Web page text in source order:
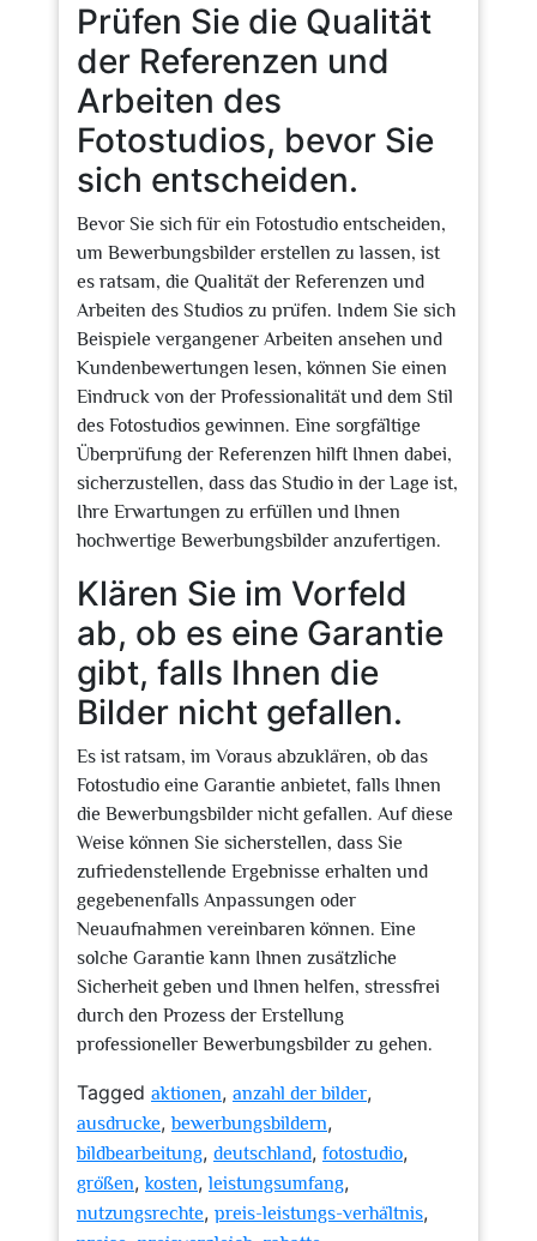
Prüfen Sie die Qualität
der Referenzen und
Arbeiten des
Fotostudios, bevor Sie
sich entscheiden.
Bevor Sie sich für ein Fotostudio entscheiden,
um Bewerbungsbilder erstellen zu lassen, ist
es ratsam, die Qualität der Referenzen und
Arbeiten des Studios zu prüfen. Indem Sie sich
Beispiele vergangener Arbeiten ansehen und
Kundenbewertungen lesen, können Sie einen
Eindruck von der Professionalität und dem Stil
des Fotostudios gewinnen. Eine sorgfältige
Überprüfung der Referenzen hilft Ihnen dabei,
sicherzustellen, dass das Studio in der Lage ist,
Ihre Erwartungen zu erfüllen und Ihnen
hochwertige Bewerbungsbilder anzufertigen.
Klären Sie im Vorfeld
ab, ob es eine Garantie
gibt, falls Ihnen die
Bilder nicht gefallen.
Es ist ratsam, im Voraus abzuklären, ob das
Fotostudio eine Garantie anbietet, falls Ihnen
die Bewerbungsbilder nicht gefallen. Auf diese
Weise können Sie sicherstellen, dass Sie
zufriedenstellende Ergebnisse erhalten und
gegebenenfalls Anpassungen oder
Neuaufnahmen vereinbaren können. Eine
solche Garantie kann Ihnen zusätzliche
Sicherheit geben und Ihnen helfen, stressfrei
durch den Prozess der Erstellung
professioneller Bewerbungsbilder zu gehen.
Tagged aktionen, anzahl der bilder,
ausdrucke,bewerbungsbildern,
bildbearbeitung, deutschland, fotostudio,
größen,kosten,leistungsumfang,
nutzungsrechte, preis-leistungs-verhältnis,